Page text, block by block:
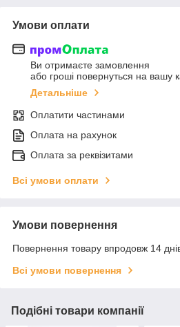
Умови оплати
Ви отримаєте замовлення
або гроші повернуться на вашу
Детальніше
Оплатити частинами
Оплата на рахунок
Оплата за реквізитами
Всі умови оплати
Умови повернення
Повернення товару впродовж 14
Всі умови повернення
Подібні товари компанії